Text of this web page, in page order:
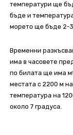
температури ще
бъде и
морето ще бъде 2-
Временни
има в часовете
по билата ще има
местата с 2200 м
температура на
около 7 градуса.